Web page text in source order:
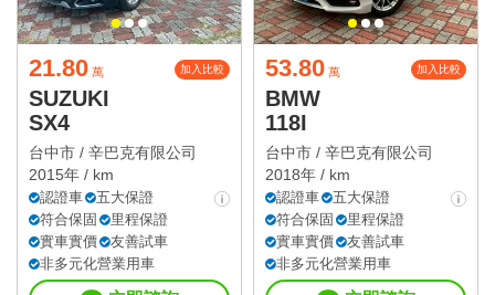
21.80 萬 加入比較
SUZUKI
SX4
台中市 / 辛巴克有限公司
2015年 / km
認證車
五大保證
符合保固
里程保證
實車實價
友善試車
非多元化營業用車
53.80 萬 加入比較
BMW
118I
台中市 / 辛巴克有限公司
2018年 / km
認證車
五大保證
符合保固
里程保證
實車實價
友善試車
非多元化營業用車